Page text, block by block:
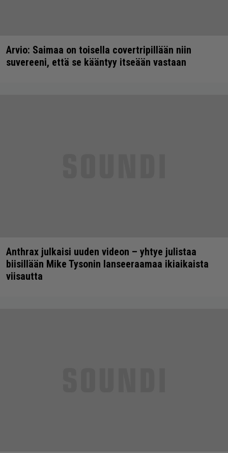
Arvio: Saimaa on toisella covertripillään niin
suvereeni, että se kääntyy itseään vastaan
Anthrax julkaisi uuden videon – yhtye julistaa
biisillään Mike Tysonin lanseeraamaa ikiaikaista
viisautta